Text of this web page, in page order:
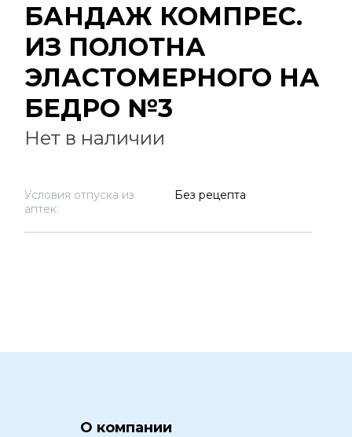
БАНДАЖ КОМПРЕС.
ИЗ ПОЛОТНА
ЭЛАСТОМЕРНОГО НА
БЕДРО №3
Нет в наличии
Условия отпуска из
аптек:
Без рецепта
О компании